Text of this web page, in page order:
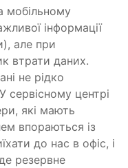
мобільному
​​інформації
але при
втрати даних.
не рідко
сервісному центрі
які мають
впораються із
до нас в офіс, і
резервне